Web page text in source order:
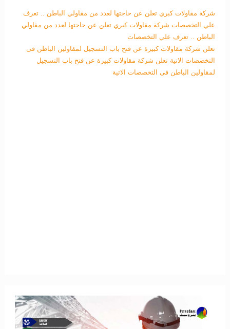
شركة مقاولات كبري تعلن عن حاجتها لعدد من مقاولي الباطن .. تعرف
علي التخصصات شركة مقاولات كبري تعلن عن حاجتها لعدد من مقاولي
الباطن .. تعرف علي التخصصات
تعلن شركة مقاولات كبيرة عن فتح باب التسجيل لمقاولين الباطن فى
التخصصات الاتية تعلن شركة مقاولات كبيرة عن فتح باب التسجيل
لمقاولين الباطن فى التخصصات الاتية